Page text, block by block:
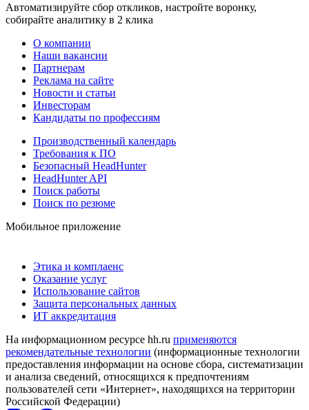
Автоматизируйте сбор откликов, настройте воронку,
собирайте аналитику в 2 клика
О компании
Наши вакансии
Партнерам
Реклама на сайте
Новости и статьи
Инвесторам
Кандидаты по профессиям
Производственный календарь
Требования к ПО
Безопасный HeadHunter
HeadHunter API
Поиск работы
Поиск по резюме
Мобильное приложение
Этика и комплаенс
Оказание услуг
Использование сайтов
Защита персональных данных
ИТ аккредитация
На информационном ресурсе hh.ru применяются
рекомендательные технологии (информационные технологии
предоставления информации на основе сбора, систематизации
и анализа сведений, относящихся к предпочтениям
пользователей сети «Интернет», находящихся на территории
Российской Федерации)